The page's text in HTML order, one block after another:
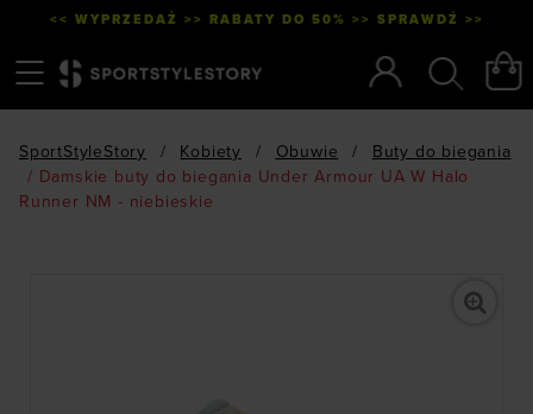
<< WYPRZEDAŻ >> RABATY DO 50% >> SPRAWDŹ >>
SportStyleStory / Kobiety / Obuwie /
Buty do biegania
/ Damskie buty do biegania Under Armour UA W Halo
Runner NM - niebieskie